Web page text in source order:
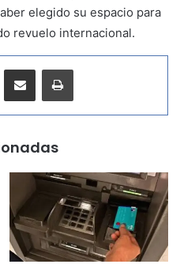
elegido su espacio para
revuelo internacional.
Telegram